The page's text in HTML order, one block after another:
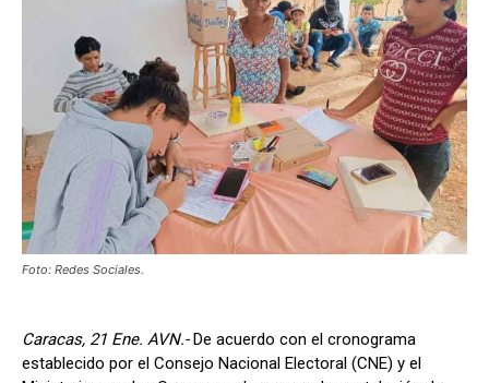
Foto: Redes Sociales.
Caracas, 21 Ene. AVN.- De acuerdo con el cronograma
establecido por el Consejo Nacional Electoral (CNE) y el